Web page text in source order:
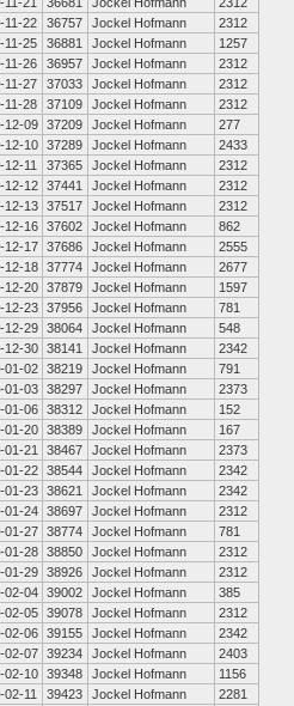
11-22
36757 Jockel Hofmann
2312
11-25
36881 Jockel Hofmann
1257
11-26
36957 Jockel Hofmann
2312
11-27
37033 Jockel Hofmann
2312
11-28
37109 Jockel Hofmann
2312
12-09 37209 Jockel Hofmann
277
12-10 37289 Jockel Hofmann
2433
12-11
37365 Jockel Hofmann
2312
12-12 37441 Jockel Hofmann
2312
12-13 37517 Jockel Hofmann
2312
12-16 37602 Jockel Hofmann
862
12-17 37686 Jockel Hofmann
2555
12-18 37774 Jockel Hofmann
2677
12-20 37879 Jockel Hofmann
1597
12-23 37956 Jockel Hofmann
781
12-29 38064 Jockel Hofmann
548
12-30 38141 Jockel Hofmann
2342
01-02 38219 Jockel Hofmann
791
01-03 38297 Jockel Hofmann
2373
01-06 38312 Jockel Hofmann
152
01-20 38389 Jockel Hofmann
167
01-21
38467 Jockel Hofmann
2373
01-22 38544 Jockel Hofmann
2342
01-23 38621 Jockel Hofmann
2342
01-24 38697 Jockel Hofmann
2312
01-27 38774 Jockel Hofmann
781
01-28 38850 Jockel Hofmann
2312
01-29 38926 Jockel Hofmann
2312
02-04 39002 Jockel Hofmann
385
02-05 39078 Jockel Hofmann
2312
02-06 39155 Jockel Hofmann
2342
02-07 39234 Jockel Hofmann
2403
02-10 39348 Jockel Hofmann
1156
02-11
39423 Jockel Hofmann
2281